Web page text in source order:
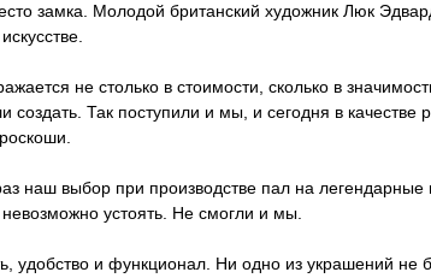
замка. Молодой британский художник Люк
не столько в стоимости, сколько в
Так поступили и мы, и сегодня в
наш выбор при производстве пал на
устоять. Не смогли и мы.
удобство и функционал. Ни одно из украшений не